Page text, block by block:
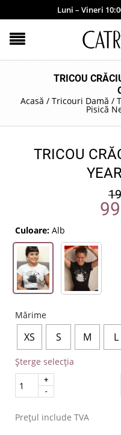
Luni – Vineri
TRICOU
Acasă / Tricouri Damă /
Pisică
TRICOU
Culoare: Alb
Mărime
XS S M L
Șterge selecția
Quantity
Prețul include TVA